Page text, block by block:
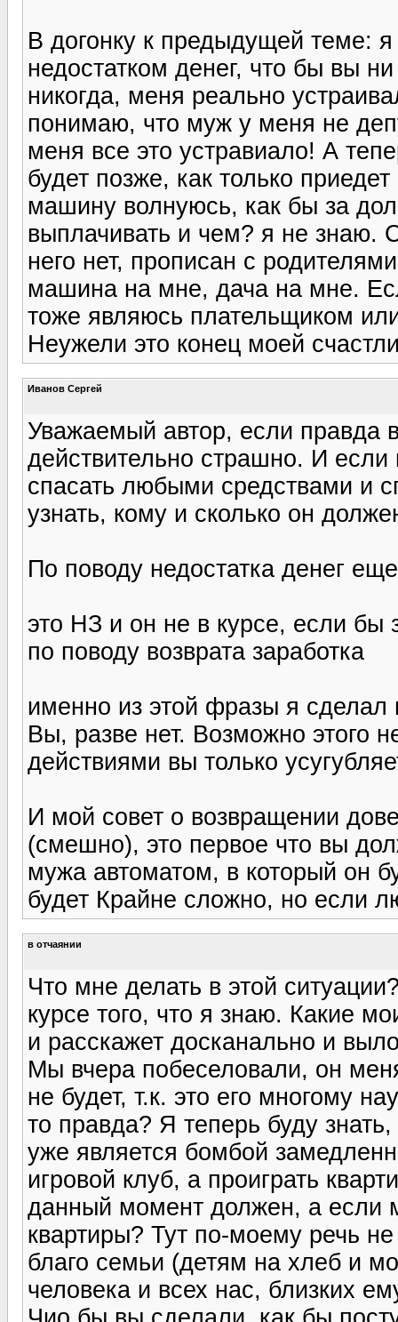
В догонку к предыдущей теме:
недостатком денег, что бы вы
никогда, меня реально
понимаю, что муж у меня не
меня все это устравиало! А
будет позже, как только
машину волнуюсь, как бы за
выплачивать и чем? я не знаю.
него нет, прописан с
машина на мне, дача на мне.
тоже являюсь плательщиком
Неужели это конец моей
Иванов Сергей
Уважаемый автор, если правда
действительно страшно. И
спасать любыми средствами и
узнать, кому и сколько он
По поводу недостатка денег
это НЗ и он не в курсе, если бы
по поводу возврата заработка
именно из этой фразы я сделал
Вы, разве нет. Возможно этого
действиями вы только
И мой совет о возвращении
(смешно), это первое что вы
мужа автоматом, в который он
будет Крайне сложно, но если
в отчаянии
Что мне делать в этой
курсе того, что я знаю. Какие
и расскажет досканально и
Мы вчера побеселовали, он
не будет, т.к. это его многому
то правда? Я теперь буду
уже является бомбой
игровой клуб, а проиграть
данный момент должен, а если
квартиры? Тут по-моему речь
благо семьи (детям на хлеб и
человека и всех нас, близких